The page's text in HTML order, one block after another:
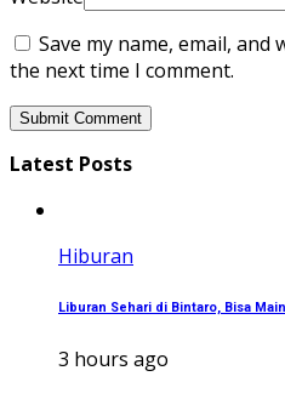
Save my name, email,
the next time I comment.
Latest Posts
Hiburan
Liburan Sehari di Bintaro, Bisa
3 hours ago